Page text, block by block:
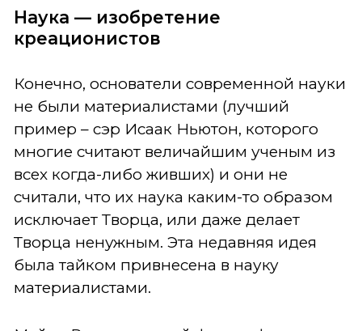
Наука — изобретение
креационистов
Конечно, основатели современной науки
не были материалистами (лучший
пример – сэр Исаак Ньютон, которого
многие считают величайшим ученым из
всех когда-либо живших) и они не
считали, что их наука каким-то образом
исключает Творца, или даже делает
Творца ненужным. Эта недавняя идея
была тайком привнесена в науку
материалистами.